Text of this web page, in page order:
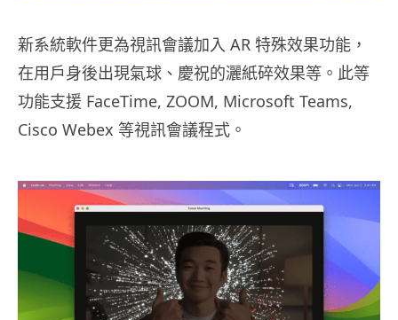
新系統軟件更為視訊會議加入 AR 特殊效果功能，
在用戶身後出現氣球、慶祝的灑紙碎效果等。此等
功能支援 FaceTime, ZOOM, Microsoft Teams,
Cisco Webex 等視訊會議程式。